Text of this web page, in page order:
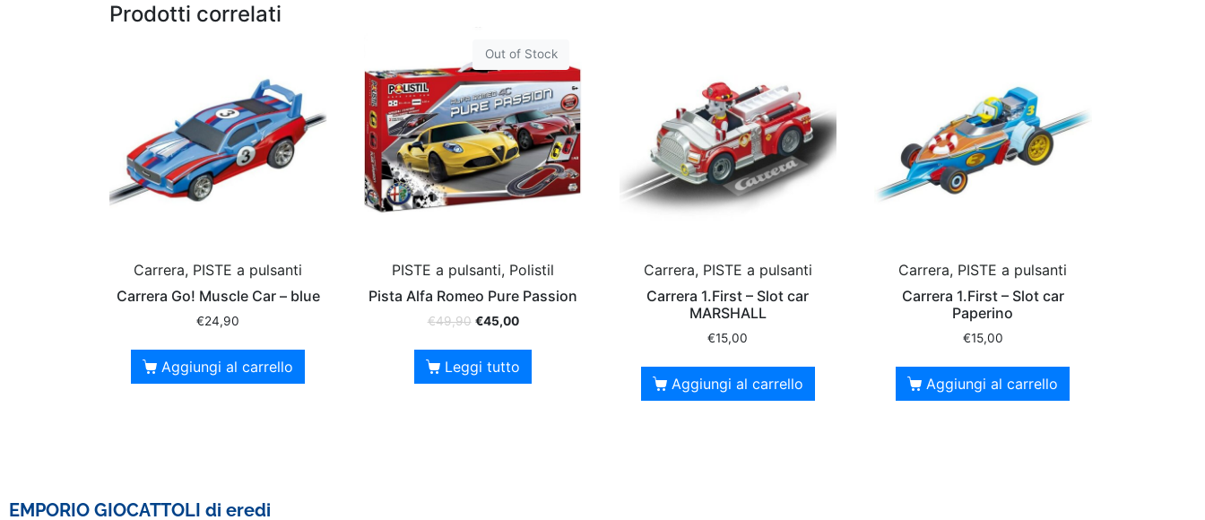
Prodotti correlati
Carrera, PISTE a pulsanti
Carrera Go! Muscle Car – blue
€24,90
Aggiungi al carrello
Out of Stock
PISTE a pulsanti, Polistil
Pista Alfa Romeo Pure Passion
€49,90 €45,00
Leggi tutto
Carrera, PISTE a pulsanti
Carrera 1.First – Slot car
MARSHALL
€15,00
Aggiungi al carrello
Carrera, PISTE a pulsanti
Carrera 1.First – Slot car
Paperino
€15,00
Aggiungi al carrello
EMPORIO GIOCATTOLI di eredi